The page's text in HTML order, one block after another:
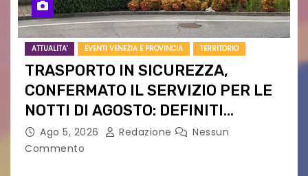
ATTUALITA' EVENTI VENEZIA E PROVINCIA TERRITORIO
TRASPORTO IN SICUREZZA,
CONFERMATO IL SERVIZIO PER LE
NOTTI DI AGOSTO: DEFINITI
PERCORSI, FERMATE E ORARIO
Ago 5, 2026 Redazione
Nessun
Commento